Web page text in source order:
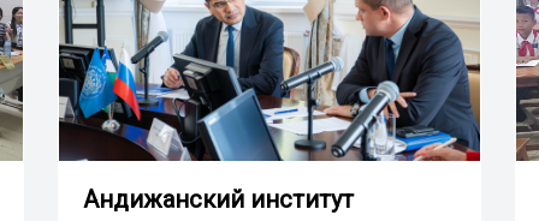
Андижанский институт